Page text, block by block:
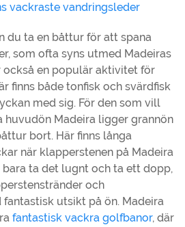
vackraste vandringsleder
du ta en båttur för att spana
som ofta syns utmed Madeiras
också en populär aktivitet för
finns både tonfisk och svärdfisk
med sig. För den som vill
huvudön Madeira ligger grannön
bort. Här finns långa
när klapperstenen på Madeira
bara ta det lugnt och ta ett dopp,
och
utsikt på ön. Madeira
fantastisk vackra golfbanor, där